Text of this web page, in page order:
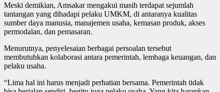
Meski demikian, Amsakar mengakui masih terdapat sejumlah
tantangan yang dihadapi pelaku UMKM, di antaranya kualitas
sumber daya manusia, manajemen usaha, kemasan produk, akses
permodalan, dan pemasaran.
Menurutnya, penyelesaian berbagai persoalan tersebut
membutuhkan kolaborasi antara pemerintah, lembaga keuangan, dan
pelaku usaha.
“Lima hal ini harus menjadi perhatian bersama. Pemerintah tidak